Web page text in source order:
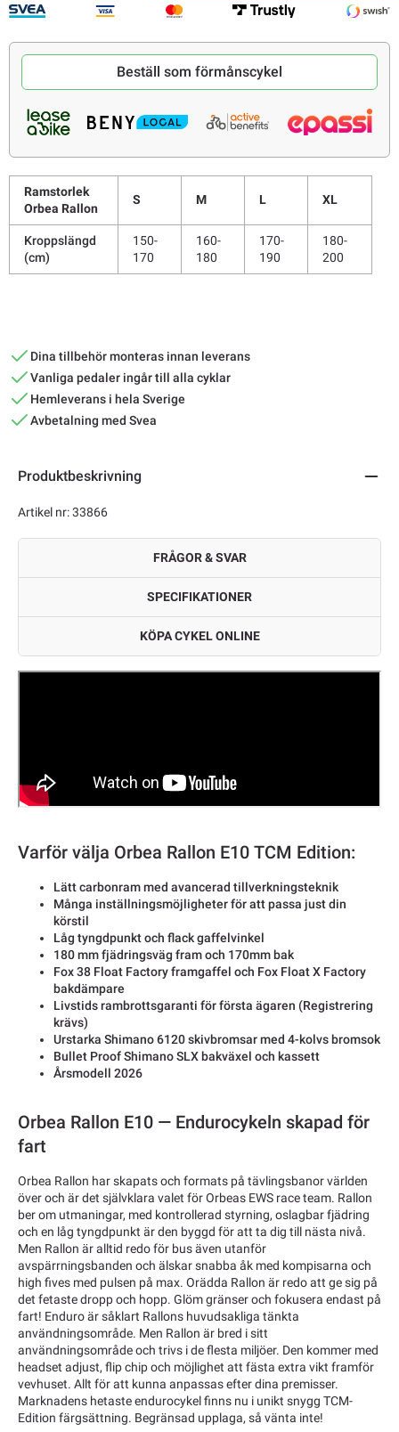
Beställ som förmånscykel
Ramstorlek
Orbea Rallon
S M L XL
Kroppslängd
(cm)
150-
170
160-
180
170-
190
180-
200
Dina tillbehör monteras innan leverans
Vanliga pedaler ingår till alla cyklar
Hemleverans i hela Sverige
Avbetalning med Svea
Produktbeskrivning
Artikel nr: 33866
FRÅGOR & SVAR
SPECIFIKATIONER
KÖPA CYKEL ONLINE
Varför välja Orbea Rallon E10 TCM Edition:
Lätt carbonram med avancerad tillverkningsteknik
Många inställningsmöjligheter för att passa just din
körstil
Låg tyngdpunkt och flack gaffelvinkel
180 mm fjädringsväg fram och 170mm bak
Fox 38 Float Factory framgaffel och Fox Float X Factory
bakdämpare
Livstids rambrottsgaranti för första ägaren (Registrering
krävs)
Urstarka Shimano 6120 skivbromsar med 4-kolvs bromsok
Bullet Proof Shimano SLX bakväxel och kassett
Årsmodell 2026
Orbea Rallon E10 — Endurocykeln skapad för
fart
Orbea Rallon har skapats och formats på tävlingsbanor världen
över och är det självklara valet för Orbeas EWS race team. Rallon
ber om utmaningar, med kontrollerad styrning, oslagbar fjädring
och en låg tyngdpunkt är den byggd för att ta dig till nästa nivå.
Men Rallon är alltid redo för bus även utanför
avspärrningsbanden och älskar snabba åk med kompisarna och
high fives med pulsen på max. Orädda Rallon är redo att ge sig på
det fetaste dropp och hopp. Glöm gränser och fokusera endast på
fart! Enduro är såklart Rallons huvudsakliga tänkta
användningsområde. Men Rallon är bred i sitt
användningsområde och trivs i de flesta miljöer. Den kommer med
headset adjust, flip chip och möjlighet att fästa extra vikt framför
vevhuset. Allt för att kunna anpassas efter dina premisser.
Marknadens hetaste endurocykel finns nu i unikt snygg TCM-
Edition färgsättning. Begränsad upplaga, så vänta inte!